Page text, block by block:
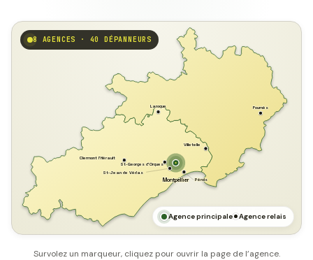
Montpellier Pérols
Laroque Fournès
Villetelle
St-Georges d'Orques
Clermont l'Hérault
St-Jean de Védas
8 AGENCES · 40 DÉPANNEURS
Agence principale Agence relais
Survolez un marqueur, cliquez pour ouvrir la page de l’agence.